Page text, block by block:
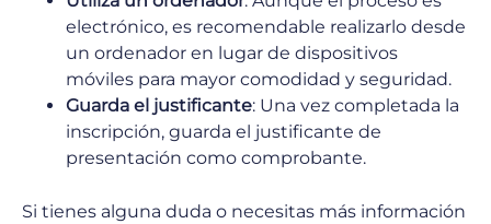
electrónico, es recomendable realizarlo desde
un ordenador en lugar de dispositivos
móviles para mayor comodidad y seguridad.
Guarda el justificante: Una vez completada la
inscripción, guarda el justificante de
presentación como comprobante.
Si tienes alguna duda o necesitas más información